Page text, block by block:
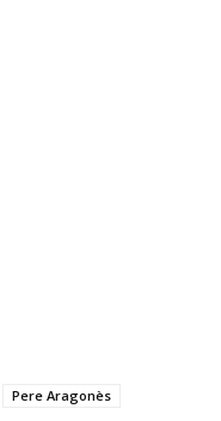
Pere Aragonès